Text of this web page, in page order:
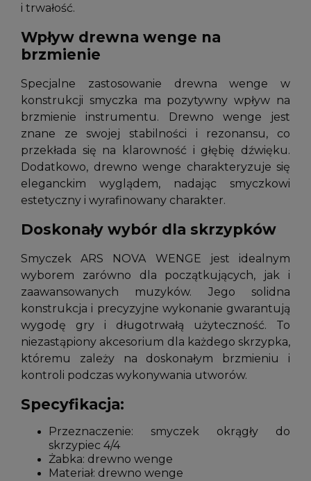
i trwałość.
Wpływ drewna wenge na
brzmienie
Specjalne zastosowanie drewna wenge w
konstrukcji smyczka ma pozytywny wpływ na
brzmienie instrumentu. Drewno wenge jest
znane ze swojej stabilności i rezonansu, co
przekłada się na klarowność i głębię dźwięku.
Dodatkowo, drewno wenge charakteryzuje się
eleganckim wyglądem, nadając smyczkowi
estetyczny i wyrafinowany charakter.
Doskonały wybór dla skrzypków
Smyczek ARS NOVA WENGE jest idealnym
wyborem zarówno dla początkujących, jak i
zaawansowanych muzyków. Jego solidna
konstrukcja i precyzyjne wykonanie gwarantują
wygodę gry i długotrwałą użyteczność. To
niezastąpiony akcesorium dla każdego skrzypka,
któremu zależy na doskonałym brzmieniu i
kontroli podczas wykonywania utworów.
Specyfikacja:
Przeznaczenie: smyczek okrągły do
skrzypiec 4/4
Żabka: drewno wenge
Materiał: drewno wenge